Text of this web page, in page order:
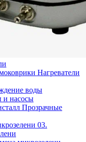
Нагреватели
воды
насосы
Прозрачные
03.